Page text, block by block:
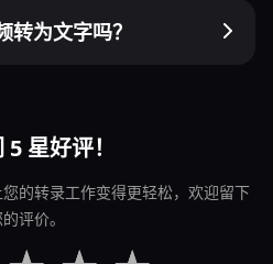
为文字吗？
星好评！
的转录工作变得更轻松，欢迎留下
评价。